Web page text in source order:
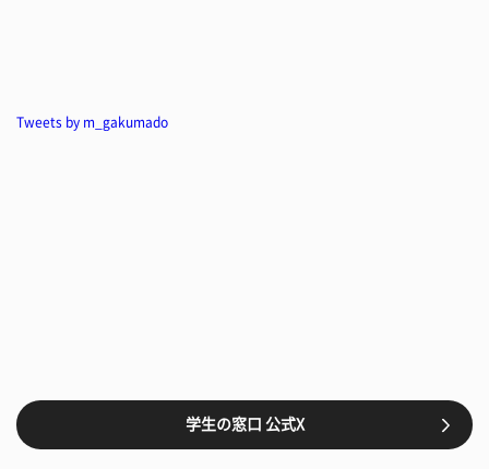
Tweets by m_gakumado
学生の窓口 公式X